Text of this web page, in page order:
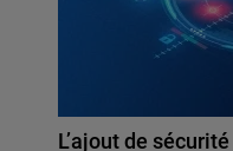
L’ajout de